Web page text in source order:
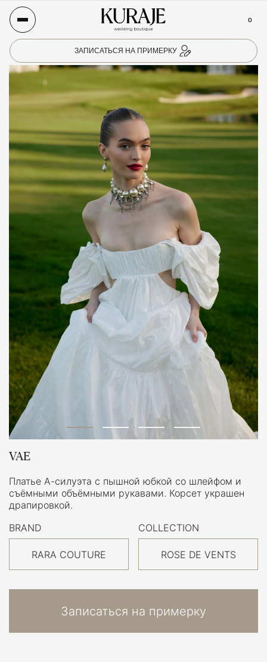
ЗАПИСАТЬСЯ НА ПРИМЕРКУ
0
VAE
Платье А-силуэта с пышной юбкой со шлейфом и
съёмными объёмными рукавами. Корсет украшен
драпировкой.
BRAND
RARA COUTURE
COLLECTION
ROSE DE VENTS
Записаться на примерку